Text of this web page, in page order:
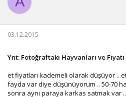
03.12.2015
Ynt: Fotoğraftaki Hayvanları ve Fiyatı
et fiyatları kademeli olarak düşüyor ..
fayda var diye düşünüyorum .. 50-70
sonra aynı paraya karkas satmak var